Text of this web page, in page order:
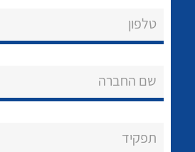
שירותי תמיכה
לכל מוצרי היצרן
טלפון
שם החברה
תפקיד